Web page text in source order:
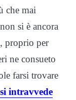
che mai
si è ancora
proprio per
ne consueto
farsi trovare
intravvede